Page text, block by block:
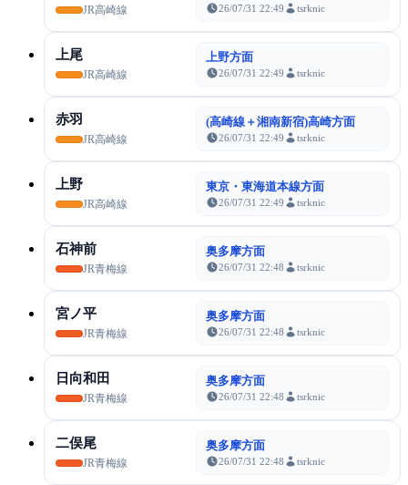
JR高崎線 26/07/31 22:49 tsrknic
上尾
JR高崎線
上野方面
26/07/31 22:49 tsrknic
赤羽
JR高崎線
(高崎線＋湘南新宿)高崎方面
26/07/31 22:49 tsrknic
上野
JR高崎線
東京・東海道本線方面
26/07/31 22:49 tsrknic
石神前
JR青梅線
奥多摩方面
26/07/31 22:48 tsrknic
宮ノ平
JR青梅線
奥多摩方面
26/07/31 22:48 tsrknic
日向和田
JR青梅線
奥多摩方面
26/07/31 22:48 tsrknic
二俣尾
JR青梅線
奥多摩方面
26/07/31 22:48 tsrknic